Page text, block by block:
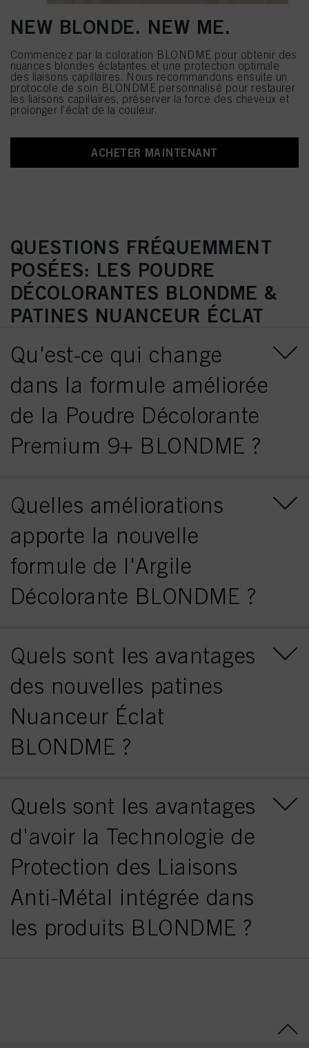
NEW BLONDE. NEW ME.
Commencez par la coloration BLONDME pour obtenir des
nuances blondes éclatantes et une protection optimale
des liaisons capillaires. Nous recommandons ensuite un
protocole de soin BLONDME personnalisé pour restaurer
les liaisons capillaires, préserver la force des cheveux et
prolonger l'éclat de la couleur.
ACHETER MAINTENANT
QUESTIONS FRÉQUEMMENT
POSÉES: LES POUDRE
DÉCOLORANTES BLONDME &
PATINES NUANCEUR ÉCLAT
Qu'est-ce qui change
dans la formule améliorée
de la Poudre Décolorante
Premium 9+ BLONDME ?
Quelles améliorations
apporte la nouvelle
formule de l'Argile
Décolorante BLONDME ?
Quels sont les avantages
des nouvelles patines
Nuanceur Éclat
BLONDME ?
Quels sont les avantages
d'avoir la Technologie de
Protection des Liaisons
Anti-Métal intégrée dans
les produits BLONDME ?